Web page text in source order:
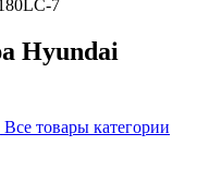
Hyundai
Все товары категории